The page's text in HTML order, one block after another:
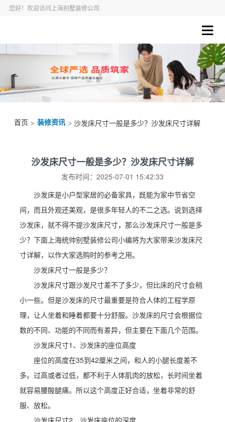
您好！欢迎访问上海别墅装修公司
首页 > 装修资讯 > 沙发床尺寸一般是多少？沙发床尺寸详解
沙发床尺寸一般是多少？沙发床尺寸详解
发布时间：2025-07-01 15:42:33
沙发床是小户型家居的必备家具，既能为家中节省空
间，而且外观还美观，是很多年轻人的不二之选。说到选择
沙发床，就不得不提沙发床尺寸，那么沙发床尺寸一般是多
少？下面上海统帅别墅装修公司小编将为大家带来沙发床尺
寸详解，以作大家选购时的参考之用。
沙发床尺寸一般是多少？
沙发床尺寸跟沙发尺寸差不了多少，但比床的尺寸会稍
小一些。但是沙发床的尺寸最重要是符合人体的工程学原
理，让人坐着和睡着都要十分舒服。沙发床的尺寸会根据位
数的不同、功能的不同而有差异，但主要在下面几个范围。
沙发床尺寸1、沙发床的座位高度
座位的高度在35到42厘米之间，和人的小腿长度差不
多。过高或者过低，都不利于人体肌肉的放松，长时间坐着
就容易腰酸腿痛。所以这个高度正好合适，坐着非常的舒
服、放松。